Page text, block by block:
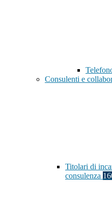
Consulenti e
Titolari di
consulenza